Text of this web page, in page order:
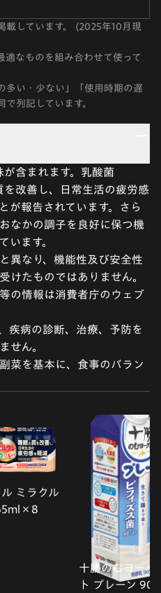
載しています。 (2025年10月現
適なものを組み合わせて使って
多い・少ない」「使用時期の遅
列記しています。
が含まれます。乳酸菌
を改善し、日常生活の疲労感
が報告されています。さら
なかの調子を良好に保つ機
います。
異なり、機能性及び安全性
けたものではありません。
の情報は消費者庁のウェブ
疾病の診断、治療、予防を
せん。
菜を基本に、食事のバラン
ル ミラクル
十勝のむヨーグ
ト プレーン